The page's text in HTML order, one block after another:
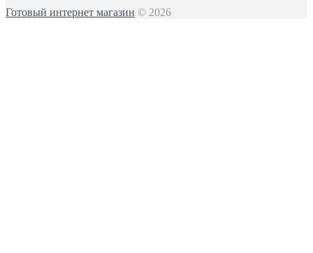
Готовый интернет магазин © 2026